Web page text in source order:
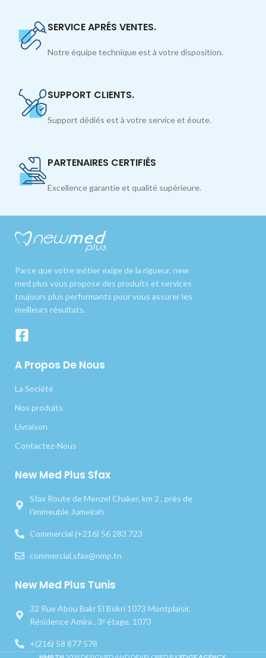
SERVICE APRÉS VENTES.
Notre équipe technique est à votre disposition.
SUPPORT CLIENTS.
Support dédiés est à votre service et éoute.
PARTENAIRES CERTIFIÉS
Excellence garantie et qualité supérieure.
Parce que votre métier exige de la rigueur, new
med plus vous propose des produits et services
toujours plus performants pour vous assurer les
meilleurs résultats.
A Propos De Nous
La Société
Nos produits
Livraison
Contactez-Nous
New Med Plus Sfax
Sfax Route de Menzel Chaker, km 2 , près de
l’immeuble Jumeirah
Commercial (+216) 56 283 723
commercial.sfax@nmp.tn
New Med Plus Tunis
32 Rue Abou Bakr El Bokri 1073 Montplaisir,
Résidence Amira , 3ᵉ étage, 1073
+(216) 58 877 578